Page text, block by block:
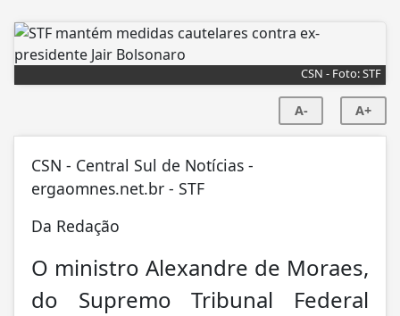
CSN - Foto: STF
A- A+
CSN - Central Sul de Notícias -
ergaomnes.net.br - STF
Da Redação
O ministro Alexandre de Moraes,
do Supremo Tribunal Federal